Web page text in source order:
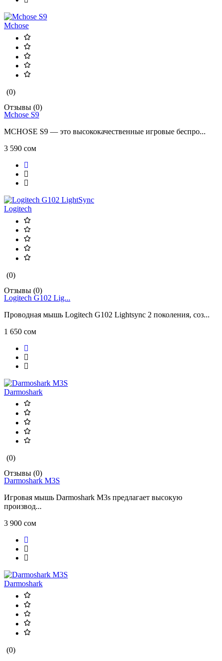
Mchose
(0)
Отзывы (0)
Mchose S9
MCHOSE S9 — это высококачественные игровые беспро...
3 590 сом
Logitech
(0)
Отзывы (0)
Logitech G102 Lig...
Проводная мышь Logitech G102 Lightsync 2 поколения, соз...
1 650 сом
Darmoshark
(0)
Отзывы (0)
Darmoshark M3S
Игровая мышь Darmoshark M3s предлагает высокую
производ...
3 900 сом
Darmoshark
(0)